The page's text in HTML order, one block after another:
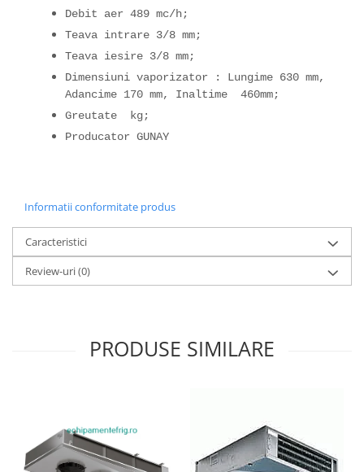
Debit aer 489 mc/h;
Teava intrare 3/8 mm;
Teava iesire 3/8 mm;
Dimensiuni vaporizator : Lungime 630 mm,
Adancime 170 mm, Inaltime 460mm;
Greutate kg;
Producator GUNAY
Informatii conformitate produs
Caracteristici
Review-uri(0)
PRODUSE SIMILARE